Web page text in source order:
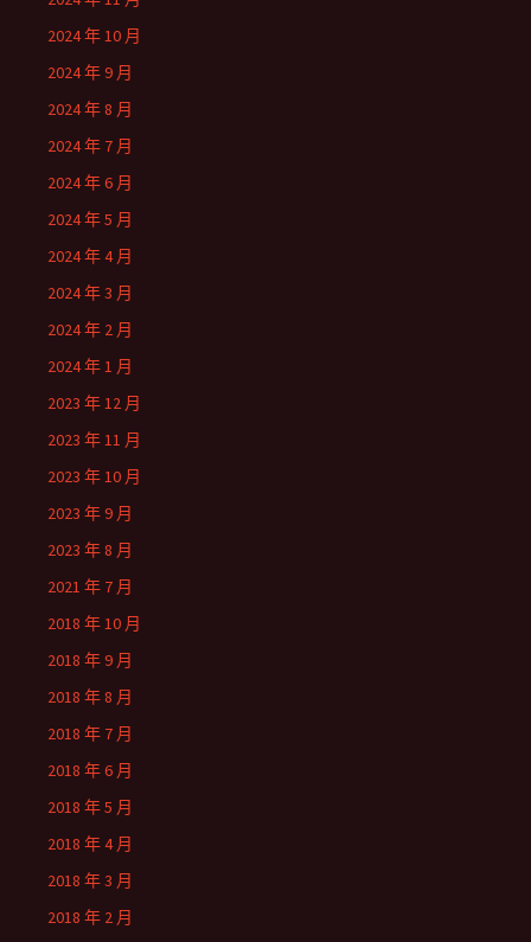
2024 年 10 月
2024 年 9 月
2024 年 8 月
2024 年 7 月
2024 年 6 月
2024 年 5 月
2024 年 4 月
2024 年 3 月
2024 年 2 月
2024 年 1 月
2023 年 12 月
2023 年 11 月
2023 年 10 月
2023 年 9 月
2023 年 8 月
2021 年 7 月
2018 年 10 月
2018 年 9 月
2018 年 8 月
2018 年 7 月
2018 年 6 月
2018 年 5 月
2018 年 4 月
2018 年 3 月
2018 年 2 月